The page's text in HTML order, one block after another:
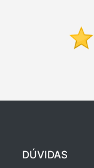
DÚVIDAS